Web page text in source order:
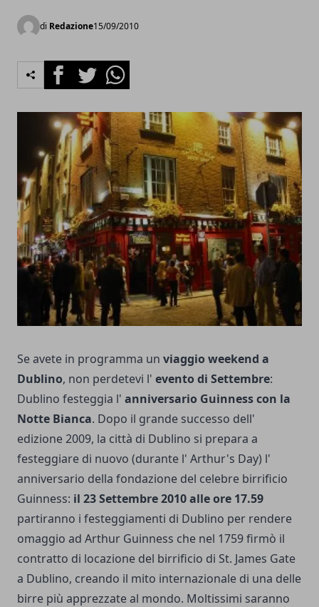
di Redazione15/09/2010
FacebookTwitterWhatsapp
Se avete in programma un viaggio weekend a
Dublino, non perdetevi l' evento di Settembre:
Dublino festeggia l' anniversario Guinness con la
Notte Bianca. Dopo il grande successo dell'
edizione 2009, la città di Dublino si prepara a
festeggiare di nuovo (durante l' Arthur's Day) l'
anniversario della fondazione del celebre birrificio
Guinness: il 23 Settembre 2010 alle ore 17.59
partiranno i festeggiamenti di Dublino per rendere
omaggio ad Arthur Guinness che nel 1759 firmò il
contratto di locazione del birrificio di St. James Gate
a Dublino, creando il mito internazionale di una delle
birre più apprezzate al mondo. Moltissimi saranno